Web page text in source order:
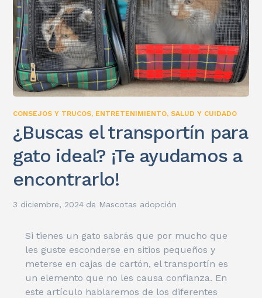
CONSEJOS Y TRUCOS, ENTRETENIMIENTO,SALUD Y CUIDADO
¿Buscas el transportín para
gato ideal? ¡Te ayudamos a
encontrarlo!
3 diciembre, 2024 de Mascotas adopción
Si tienes un gato sabrás que por mucho que
les guste esconderse en sitios pequeños y
meterse en cajas de cartón, el transportín es
un elemento que no les causa confianza. En
este artículo hablaremos de los diferentes